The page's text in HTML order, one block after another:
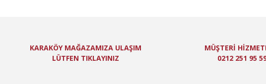
KARAKÖY MAĞAZAMIZA ULAŞIM
LÜTFEN TIKLAYINIZ
MÜŞTERİ
0212 251 95